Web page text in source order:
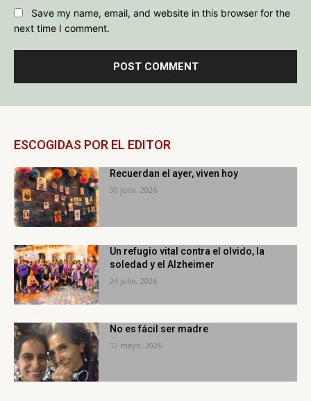
Save my name, email, and website in this browser for the
next time I comment.
ESCOGIDAS POR EL EDITOR
Recuerdan el ayer, viven hoy
30 julio, 2026
Un refugio vital contra el olvido, la
soledad y el Alzheimer
24 julio, 2026
No es fácil ser madre
12 mayo, 2026